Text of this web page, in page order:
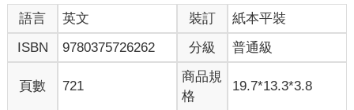
語言 英文 裝訂
紙本平裝
ISBN
9780375726262 分級 普通級
頁數 721
商品規
格
19.7*13.3*3.8